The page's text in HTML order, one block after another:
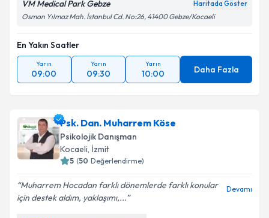
VM Medical Park Gebze Haritada Göster
Osman Yılmaz Mah. İstanbul Cd. No:26, 41400 Gebze/Kocaeli
En Yakın Saatler
Yarın
09:00
Yarın
09:30
Yarın
10:00 Daha Fazla
Psk. Dan. Muharrem Köse
Psikolojik Danışman
Kocaeli, İzmit
5 (50 Değerlendirme)
Muharrem Hocadan farklı dönemlerde farklı konular
için destek aldım, yaklaşımı,...
Devamı